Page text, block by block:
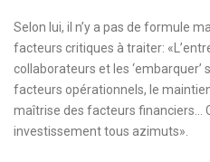
Selon lui, il n’y a pas de formule
facteurs critiques à traiter:
collaborateurs et les ‘embarquer’
facteurs opérationnels, le
maîtrise des facteurs financiers…
investissement tous azimuts».